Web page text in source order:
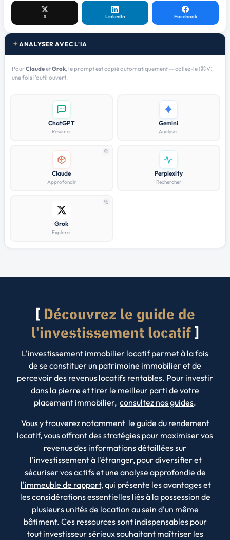
X LinkedIn Facebook
ANALYSER AVEC L'IA
PourClaudeetGrok, le prompt est copié automatiquement — collez-le (⌘V)
une fois l'outil ouvert.
ChatGPT
Résumer
Gemini
Analyser
Claude
Approfondir
Perplexity
Rechercher
Grok
Explorer
Découvrez le guide de
l'investissement locatif
L'investissement immobilier locatif permet à la fois
de se constituer un patrimoine immobilier et de
percevoir des revenus locatifs rentables. Pour investir
dans la pierre et tirer le meilleur parti de votre
placement immobilier, consultez nos guides.
Vous y trouverez notamment le guide du rendement
locatif, vous offrant des stratégies pour maximiser vos
revenus des informations détaillées sur
l'investissement à l'étranger, pour diversifier et
sécuriser vos actifs et une analyse approfondie de
l'immeuble de rapport, qui présente les avantages et
les considérations essentielles liés à la possession de
plusieurs unités de location au sein d'un même
bâtiment. Ces ressources sont indispensables pour
tout investisseur sérieux souhaitant maîtriser les